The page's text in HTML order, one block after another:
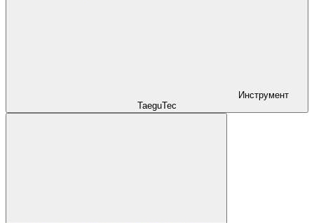
Инструмент
TaeguTec